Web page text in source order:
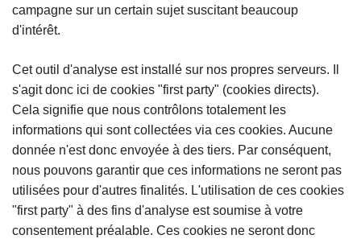
campagne sur un certain sujet suscitant beaucoup
d'intérêt.
Cet outil d'analyse est installé sur nos propres serveurs. Il
s'agit donc ici de cookies "first party" (cookies directs).
Cela signifie que nous contrôlons totalement les
informations qui sont collectées via ces cookies. Aucune
donnée n'est donc envoyée à des tiers. Par conséquent,
nous pouvons garantir que ces informations ne seront pas
utilisées pour d'autres finalités. L'utilisation de ces cookies
"first party" à des fins d'analyse est soumise à votre
consentement préalable. Ces cookies ne seront donc